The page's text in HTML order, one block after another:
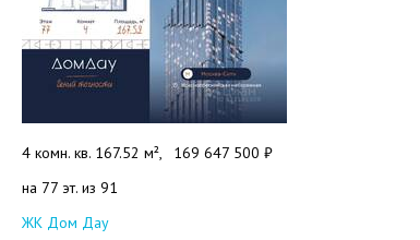
4 комн. кв. 167.52 м², 169 647 500 ₽
на 77 эт. из 91
Добавить в избранное
ЖК Дом Дау